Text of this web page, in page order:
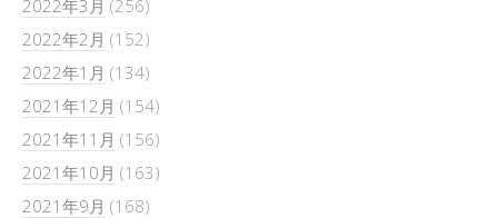
2022年3月 (256)
2022年2月 (152)
2022年1月 (134)
2021年12月 (154)
2021年11月 (156)
2021年10月 (163)
2021年9月 (168)